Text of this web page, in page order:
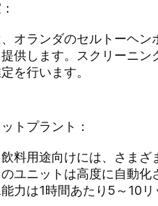
、オランダのセルトーヘ
供します。スクリーニ
を行います。
トプラント：
料用途向けには、さまざ
ユニットは高度に自動
力は1時間あたり5～10リ